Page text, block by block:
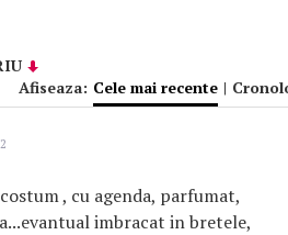
Afiseaza: Cele mai recente |
, cu agenda, parfumat,
imbracat in bretele,